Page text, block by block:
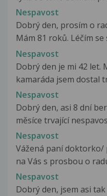
Nespavost
Dobrý den, prosím o
Mám 81 roků. Léčím se
Nespavost
Dobrý den je mi 42 let.
kamaráda jsem dostal
Nespavost
Dobrý den, asi 8 dní
měsíce trvající
Nespavost
Vážená paní doktorko/
na Vás s prosbou o
Nespavost
Dobrý den, jsem asi